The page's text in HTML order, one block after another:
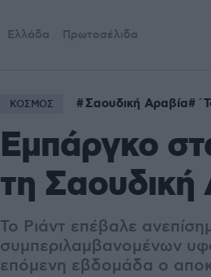
Ελλάδα Πρωτοσέλιδα
ΚΟΣΜΟΣ Σαουδική Αραβία
Εμπάργκο
τη Σαουδική
Το Ριάντ επέβαλε
συμπεριλαμβανομένων
επόμενη εβδομάδα ο